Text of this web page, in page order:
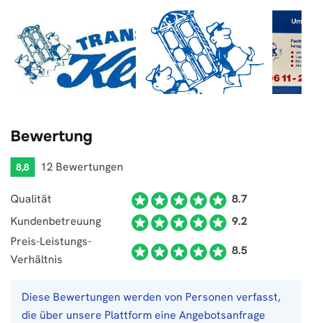
Bewertung
8,8 12 Bewertungen
Qualität
8.7
Kundenbetreuung
9.2
Preis-Leistungs-
Verhältnis
8.5
Diese Bewertungen werden von Personen verfasst,
die über unsere Plattform eine Angebotsanfrage